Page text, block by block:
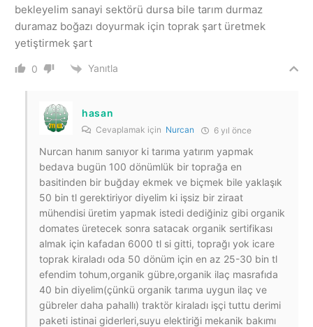
bekleyelim sanayi sektörü dursa bile tarım durmaz
duramaz boğazı doyurmak için toprak şart üretmek
yetiştirmek şart
0 Yanıtla
hasan
Cevaplamak için Nurcan 6 yıl önce
Nurcan hanım sanıyor ki tarıma yatırım yapmak
bedava bugün 100 dönümlük bir toprağa en
basitinden bir buğday ekmek ve biçmek bile yaklaşık
50 bin tl gerektiriyor diyelim ki işsiz bir ziraat
mühendisi üretim yapmak istedi dediğiniz gibi organik
domates üretecek sonra satacak organik sertifikası
almak için kafadan 6000 tl si gitti, toprağı yok icare
toprak kiraladı oda 50 dönüm için en az 25-30 bin tl
efendim tohum,organik gübre,organik ilaç masrafıda
40 bin diyelim(çünkü organik tarıma uygun ilaç ve
gübreler daha pahallı) traktör kiraladı işçi tuttu derimi
paketi istinai giderleri,suyu elektiriği mekanik bakımı